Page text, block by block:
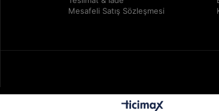
Mesafeli Satış Sözleşmesi